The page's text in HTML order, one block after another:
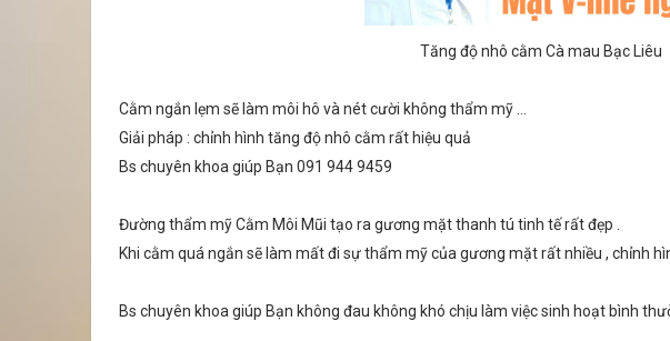
Tăng độ nhô cằm Cà mau Bạc Liêu
Cằm ngắn lẹm sẽ làm môi hô và nét cười không thẩm mỹ ...
Giải pháp : chỉnh hình tăng độ nhô cằm rất hiệu quả
Bs chuyên khoa giúp Bạn 091 944 9459
Đường thẩm mỹ Cằm Môi Mũi tạo ra gương mặt thanh tú tinh tế rất đẹp .
Khi cằm quá ngắn sẽ làm mất đi sự thẩm mỹ của gương mặt rất nhiều , chỉnh
Bs chuyên khoa giúp Bạn không đau không khó chịu làm việc sinh hoạt bình